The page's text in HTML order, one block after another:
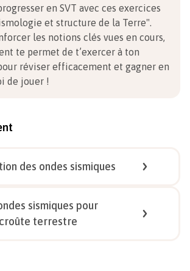
en SVT avec ces exercices
et structure de la Terre".
les notions clés vues en cours,
te permet de t’exercer à ton
réviser efficacement et gagner en
de jouer !
des ondes sismiques
sismiques pour
terrestre